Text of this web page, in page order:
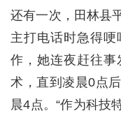
还有一次，田林县
主打电话时急得
作，她连夜赶往
术，直到凌晨0点
晨4点。“作为科技